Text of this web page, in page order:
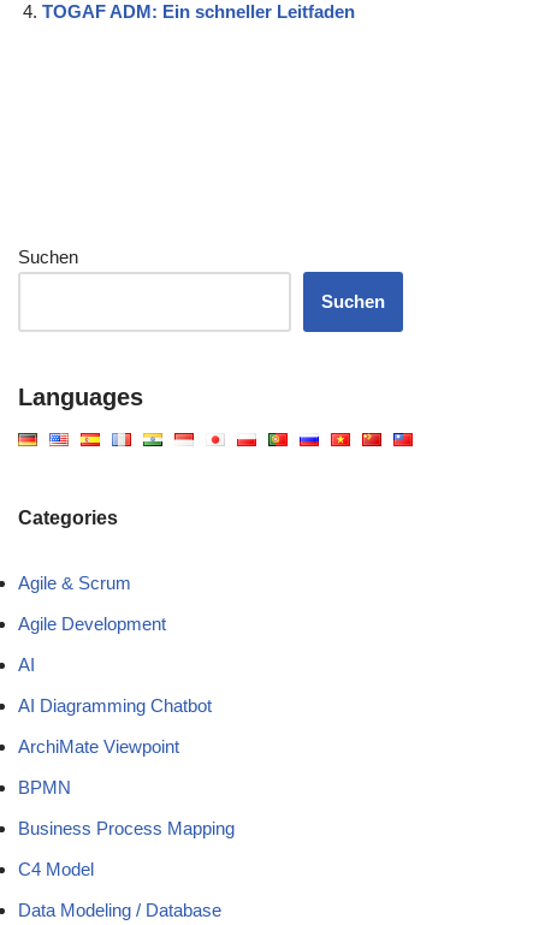
TOGAF ADM: Ein schneller Leitfaden
Suchen
Suchen
Languages
Categories
Agile & Scrum
Agile Development
AI
AI Diagramming Chatbot
ArchiMate Viewpoint
BPMN
Business Process Mapping
C4 Model
Data Modeling / Database